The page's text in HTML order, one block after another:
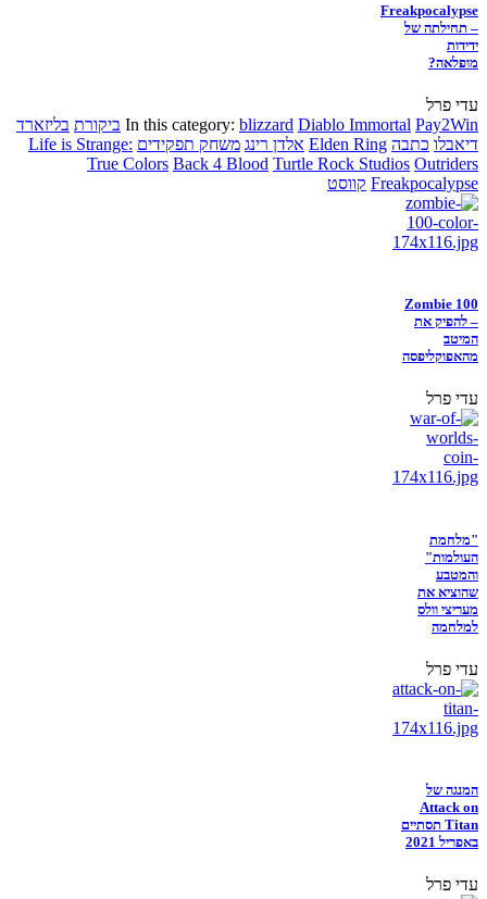
Freakpocalypse
– תחילתה של
ידידות
מופלאה?
עדי פרל
In this category: blizzard Diablo Immortal Pay2Win ביקורת בליזארד
דיאבלו כתבה Elden Ring אלדן רינג משחק תפקידים Life is Strange:
True Colors Back 4 Blood Turtle Rock Studios Outriders
Freakpocalypse קווסט
Zombie 100
– להפיק את
המיטב
מהאפוקליפסה
עדי פרל
"מלחמת
העולמות"
והמטבע
שהוציא את
מעריצי וולס
למלחמה
עדי פרל
המנגה של
Attack on
Titan תסתיים
באפריל 2021
עדי פרל